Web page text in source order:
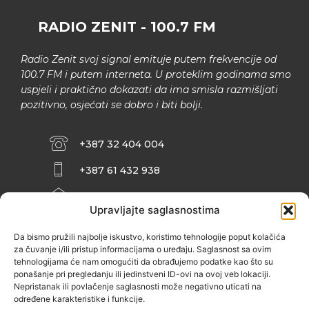
Upravljajte saglasnostima
Da bismo pružili najbolje iskustvo, koristimo tehnologije poput kolačića
za čuvanje i/ili pristup informacijama o uređaju. Saglasnost sa ovim
tehnologijama će nam omogućiti da obrađujemo podatke kao što su
ponašanje pri pregledanju ili jedinstveni ID-ovi na ovoj veb lokaciji.
Nepristanak ili povlačenje saglasnosti može negativno uticati na
određene karakteristike i funkcije.
RADIO ZENIT - 100.7 FM
Radio Zenit svoj signal emituje putem frekvencije od
100.7 FM i putem interneta. U proteklim godinama smo
uspjeli i praktično dokazati da ima smisla razmišljati
pozitivno, osjećati se dobro i biti bolji.
+387 32 404 004
+387 61 432 938
INFO@ZENIT.BA
ZENIČANKA, 3. SPRAT), 72000 ZENICA